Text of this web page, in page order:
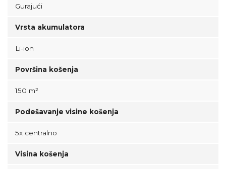
Gurajući
Vrsta akumulatora
Li-ion
Površina košenja
150 m²
Podešavanje visine košenja
5x centralno
Visina košenja